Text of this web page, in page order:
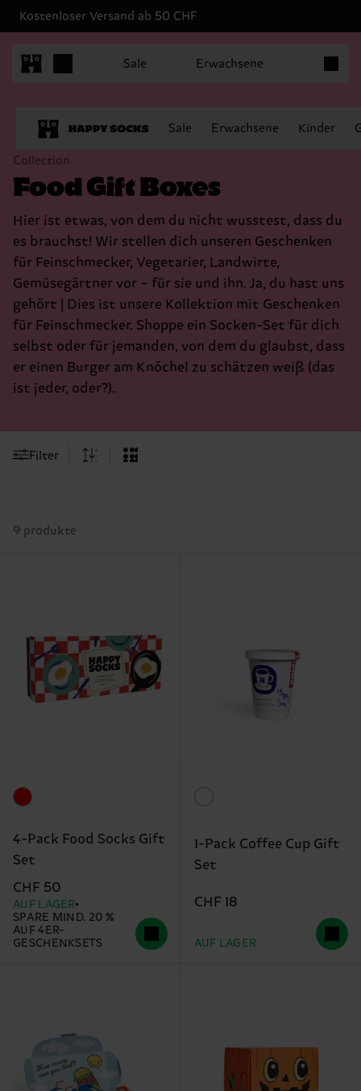
Kostenloser Versand ab 50 CHF
Sale Erwachsene
Sale Erwachsene Kinder
Collection
Food Gift Boxes
Hier ist etwas, von dem du nicht wusstest, dass du
es brauchst! Wir stellen dich unseren Geschenken
für Feinschmecker, Vegetarier, Landwirte,
Gemüsegärtner vor – für sie und ihn. Ja, du hast uns
gehört | Dies ist unsere Kollektion mit Geschenken
für Feinschmecker. Shoppe ein Socken-Set für dich
selbst oder für jemanden, von dem du glaubst, dass
er einen Burger am Knöchel zu schätzen weiß (das
ist jeder, oder?).
Filter
9 produkte
4-Pack Food Socks Gift
Set
CHF 50
AUF LAGER
SPARE MIND. 20 %
AUF 4ER-
GESCHENKSETS
1-Pack Coffee Cup Gift
Set
CHF 18
AUF LAGER